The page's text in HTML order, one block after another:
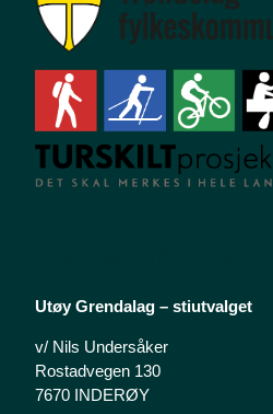
Utøy Grendalag – stiutvalget
v/ Nils Undersåker
Rostadvegen 130
7670 INDERØY